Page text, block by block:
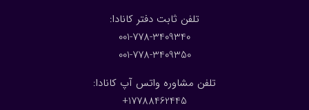
:تلفن ثابت دفتر کانادا
001-778-3409340
001-778-3409350
تلفن مشاوره واتس آپ کانادا:
17788462445+